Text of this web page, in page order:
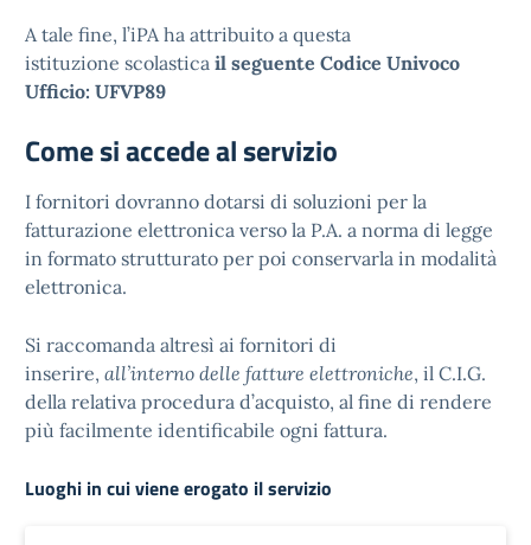
A tale fine, l’iPA ha attribuito a questa
istituzione scolastica il seguente Codice Univoco
Ufficio: UFVP89
Come si accede al servizio
I fornitori dovranno dotarsi di soluzioni per la
fatturazione elettronica verso la P.A. a norma di legge
in formato strutturato per poi conservarla in modalità
elettronica.
Si raccomanda altresì ai fornitori di
inserire, all’interno delle fatture elettroniche, il C.I.G.
della relativa procedura d’acquisto, al fine di rendere
più facilmente identificabile ogni fattura.
Luoghi in cui viene erogato il servizio